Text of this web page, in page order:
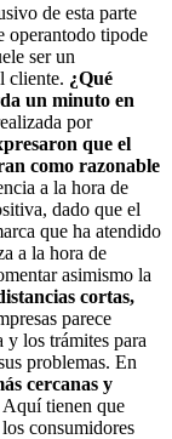
de esta parte
operantodo tipode
ser un
cliente. ¿Qué
un minuto en
por
que el
como razonable
a la hora de
dado que el
que ha atendido
a la hora de
asimismo la
cortas,
parece
y los trámites para
problemas. En
cercanas y
tienen que
consumidores